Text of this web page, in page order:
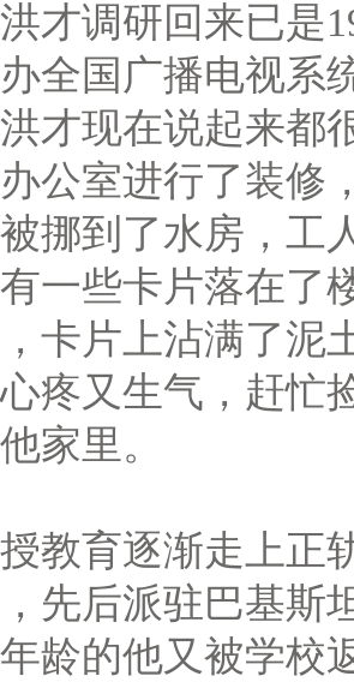
调研回来已是
全国广播电视系
才现在说起来都
公室进行了装修
挪到了水房，工
一些卡片落在了
卡片上沾满了泥
疼又生气，赶忙
家里。
育逐渐走上正轨
先后派驻巴基斯
龄的他又被学校